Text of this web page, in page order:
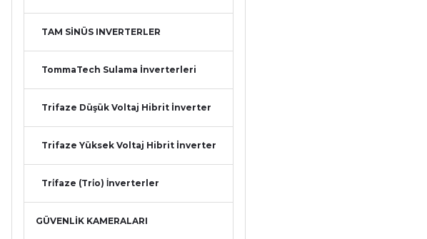
TAM SİNÜS INVERTERLER
TommaTech Sulama İnverterleri
Trifaze Düşük Voltaj Hibrit İnverter
Trifaze Yüksek Voltaj Hibrit İnverter
Tri̇faze (Tri̇o) İnverterler
GÜVENLİK KAMERALARI